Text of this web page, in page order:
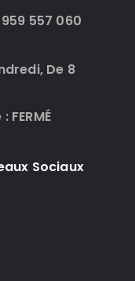
557 060
De 8
FERMÉ
Sociaux